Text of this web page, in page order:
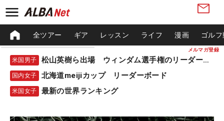
メルマガ登録
全ツアー ギア レッスン ライフ 漫画 ゴル
米国男子 松山英樹ら出場 ウィンダム選手権のリーダーボード
国内女子 北海道meijiカップ リーダーボード
米国女子 最新の世界ランキング